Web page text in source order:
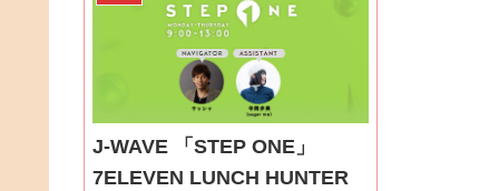
J-WAVE 「STEP ONE」
7ELEVEN LUNCH HUNTER